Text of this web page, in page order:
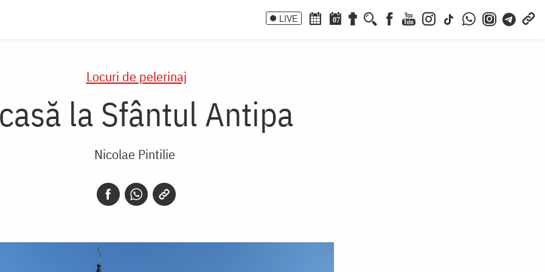
LIVE 07
Locuri de pelerinaj
la Sfântul Antipa
Nicolae Pintilie